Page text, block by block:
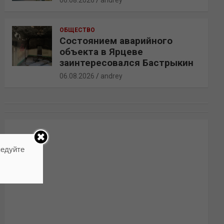
ОБЩЕСТВО
Состоянием аварийного
объекта в Ярцеве
заинтересовался Бастрыкин
06.08.2026 andrey